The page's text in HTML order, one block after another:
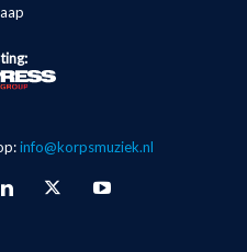
info@korpsmuziek.nl